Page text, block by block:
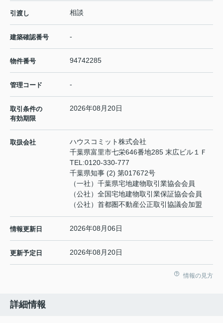
引渡し 相談
建築確認番号 -
物件番号 94742285
管理コード -
取引条件の
有効期限
2026年08月20日
取扱会社
ハウスコミット株式会社
千葉県富里市七栄646番地285 末広ビル１Ｆ
TEL:0120-330-777
千葉県知事 (2) 第017672号
（一社）千葉県宅地建物取引業協会会員
（公社）全国宅地建物取引業保証協会会員
（公社）首都圏不動産公正取引協議会加盟
情報更新日 2026年08月06日
更新予定日 2026年08月20日
情報の見方
詳細情報